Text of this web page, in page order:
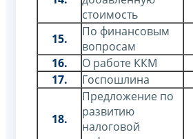
стоимость
15.
По финансовым
вопросам
16.
О работе ККМ
17.
Госпошлина
18.
Предложение по
развитию
налоговой